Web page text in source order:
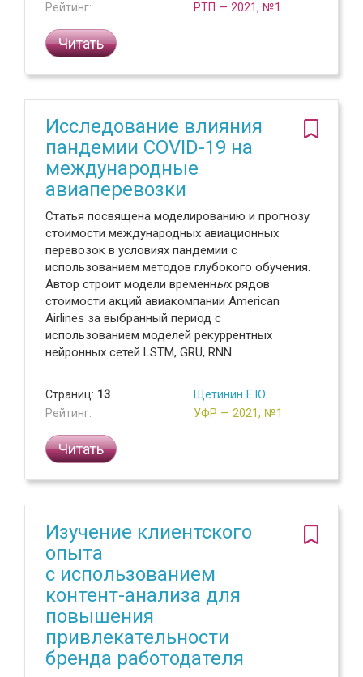
Рейтинг:
РТП — 2021, №1
Читать
Исследование влияния
пандемии COVID-19 на
международные
авиаперевозки
Статья посвящена моделированию и прогнозу
стоимости международных авиационных
перевозок в условиях пандемии с
использованием методов глубокого обучения.
Автор строит модели временных рядов
стоимости акций авиакомпании American
Airlines за выбранный период с
использованием моделей рекуррентных
нейронных сетей LSTM, GRU, RNN.
Страниц: 13
Рейтинг:
Щетинин Е.Ю.
УФР — 2021, №1
Читать
Изучение клиентского
опыта
с использованием
контент-анализа для
повышения
привлекательности
бренда работодателя